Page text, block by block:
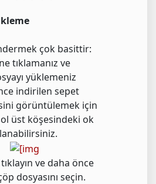
çok basittir:
tıklamanız ve
yüklemeniz
indirilen sepet
görüntülemek için
üst köşesindeki ok
ve daha önce
dosyasını seçin.